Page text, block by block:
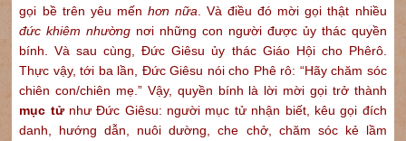
gọi bề trên yêu mến hơn nữa . Và điều đó mời gọi thật nhiều
đức khiêm nhường nơi những con người được ủy thác quyền
bính. Và sau cùng, Đức Giêsu ủy thác Giáo Hội cho Phêrô.
Thực vậy, tới ba lần, Đức Giêsu nói cho Phê rô: “Hãy chăm sóc
chiên con/chiên mẹ.” Vậy, quyền bính là lời mời gọi trở thành
mục tử như Đức Giêsu: người mục tử nhận biết, kêu gọi đích
danh, hướng dẫn, nuôi dường, che chở, chăm sóc kẻ lầm